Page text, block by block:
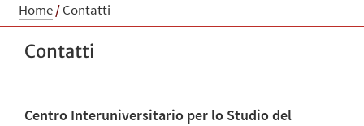
Home/Contatti
Contatti
Centro Interuniversitario per lo Studio del